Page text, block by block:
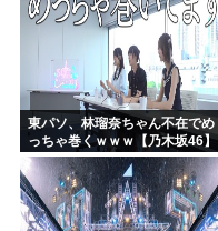
東パソ、林瑠奈ちゃん不在でめ
っちゃ巻くｗｗｗ【乃木坂46】